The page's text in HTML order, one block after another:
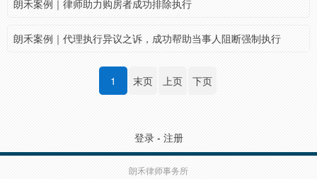
朗禾案例｜律师助力购房者成功排除执行
朗禾案例｜代理执行异议之诉，成功帮助当事人阻断强制执行
1 末页 上页 下页
登录- 注册
朗禾律师事务所